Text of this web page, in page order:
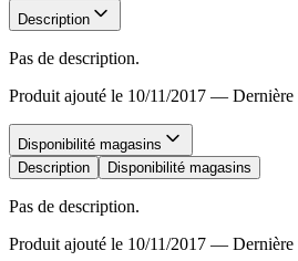
Description
Pas de description.
Produit ajouté le 10/11/2017 — Dernière
Disponibilité magasins
Description
Disponibilité magasins
Pas de description.
Produit ajouté le 10/11/2017 — Dernière